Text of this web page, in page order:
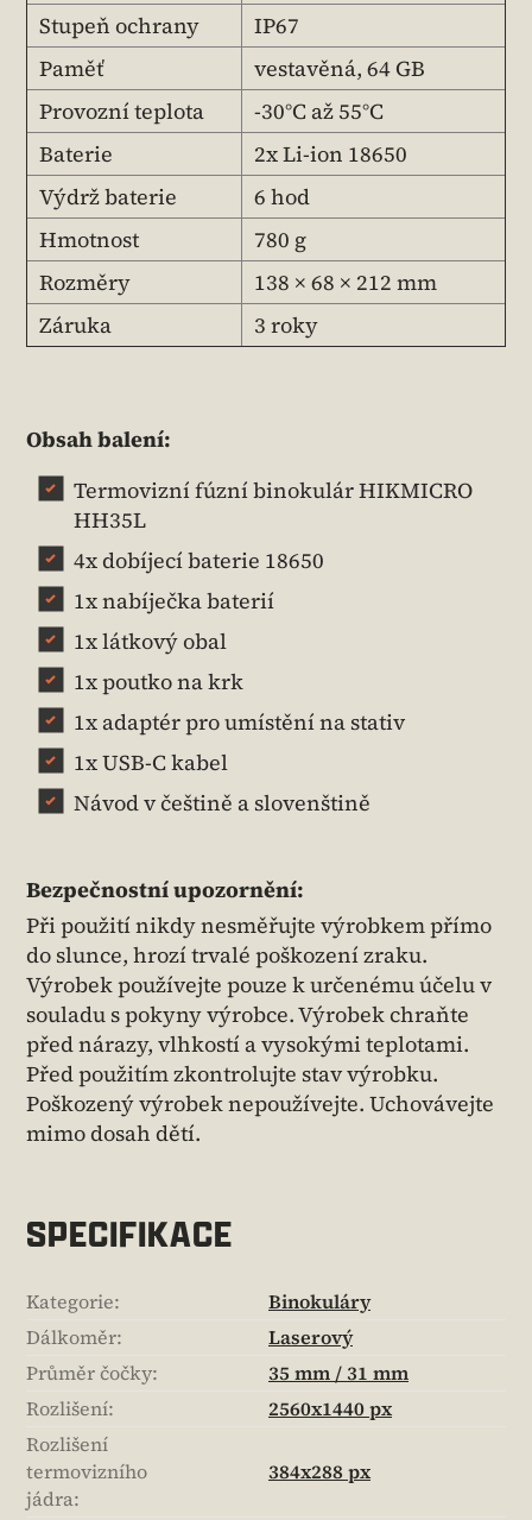
Stupeň ochrany
IP67
Paměť
vestavěná, 64 GB
Provozní teplota
-30°C až 55°C
Baterie
2x Li-ion 18650
Výdrž baterie
6 hod
Hmotnost
780 g
Rozměry
138 × 68 × 212 mm
Záruka
3 roky
Obsah balení:
Termovizní fúzní binokulár HIKMICRO
HH35L
4x dobíjecí baterie 18650
1x nabíječka baterií
1x látkový obal
1x poutko na krk
1x adaptér pro umístění na stativ
1x USB-C kabel
Návod v češtině a slovenštině
Bezpečnostní upozornění:
Při použití nikdy nesměřujte výrobkem přímo
do slunce, hrozí trvalé poškození zraku.
Výrobek používejte pouze k určenému účelu v
souladu s pokyny výrobce. Výrobek chraňte
před nárazy, vlhkostí a vysokými teplotami.
Před použitím zkontrolujte stav výrobku.
Poškozený výrobek nepoužívejte. Uchovávejte
mimo dosah dětí.
SPECIFIKACE
Kategorie:
Binokuláry
Dálkoměr:
Laserový
Průměr čočky:
35 mm / 31 mm
Rozlišení:
2560x1440 px
Rozlišení
termovizního
jádra:
384x288 px